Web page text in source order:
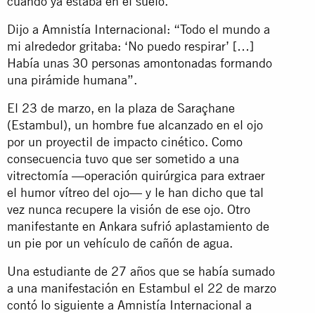
Dijo a Amnistía Internacional: “Todo el mundo a
mi alrededor gritaba: ‘No puedo respirar’ […]
Había unas 30 personas amontonadas formando
una pirámide humana”.
El 23 de marzo, en la plaza de Saraçhane
(Estambul), un hombre fue alcanzado en el ojo
por un proyectil de impacto cinético. Como
consecuencia tuvo que ser sometido a una
vitrectomía —operación quirúrgica para extraer
el humor vítreo del ojo— y le han dicho que tal
vez nunca recupere la visión de ese ojo. Otro
manifestante en Ankara sufrió aplastamiento de
un pie por un vehículo de cañón de agua.
Una estudiante de 27 años que se había sumado
a una manifestación en Estambul el 22 de marzo
contó lo siguiente a Amnistía Internacional a